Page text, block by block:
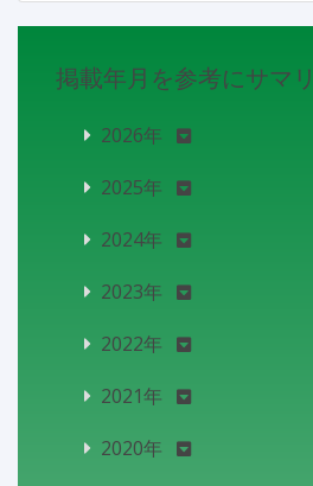
掲載年月を参考にサマ
2026年
2025年
2024年
2023年
2022年
2021年
2020年